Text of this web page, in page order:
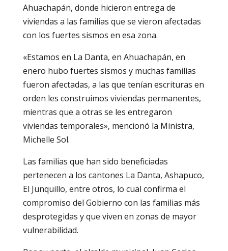
Ahuachapán, donde hicieron entrega de
viviendas a las familias que se vieron afectadas
con los fuertes sismos en esa zona.
«Estamos en La Danta, en Ahuachapán, en
enero hubo fuertes sismos y muchas familias
fueron afectadas, a las que tenían escrituras en
orden les construimos viviendas permanentes,
mientras que a otras se les entregaron
viviendas temporales», mencionó la Ministra,
Michelle Sol.
Las familias que han sido beneficiadas
pertenecen a los cantones La Danta, Ashapuco,
El Junquillo, entre otros, lo cual confirma el
compromiso del Gobierno con las familias más
desprotegidas y que viven en zonas de mayor
vulnerabilidad.